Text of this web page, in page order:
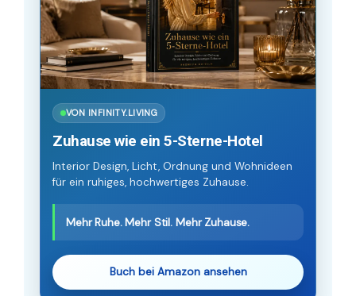
VON INFINITY.LIVING
Zuhause wie ein 5-Sterne-Hotel
Interior Design, Licht, Ordnung und Wohnideen
für ein ruhiges, hochwertiges Zuhause.
Mehr Ruhe. Mehr Stil. Mehr Zuhause.
Buch bei Amazon ansehen